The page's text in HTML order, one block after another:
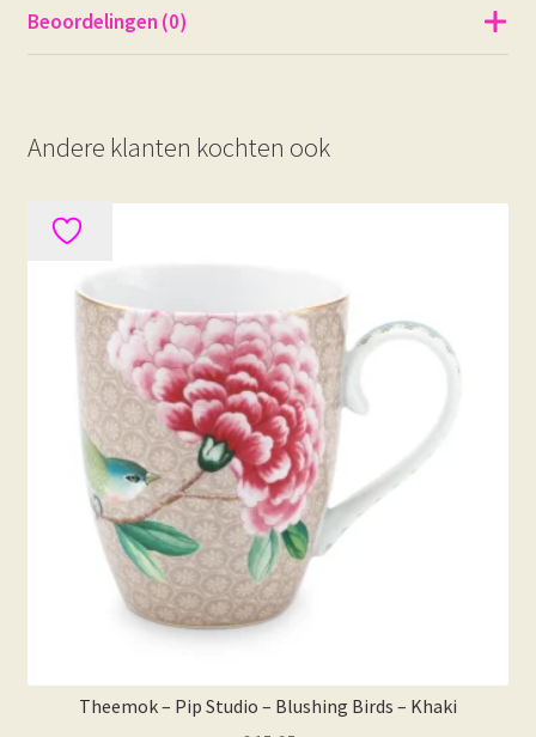
Beoordelingen (0)
Andere klanten kochten ook
Theemok – Pip Studio – Blushing Birds – Khaki